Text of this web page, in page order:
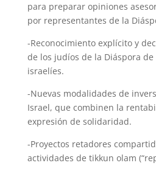
para preparar opiniones
por representantes de la
-Reconocimiento explícito y
de los judíos de la Diáspora
israelíes.
-Nuevas modalidades de
Israel, que combinen la
expresión de solidaridad.
-Proyectos retadores
actividades de tikkun olam